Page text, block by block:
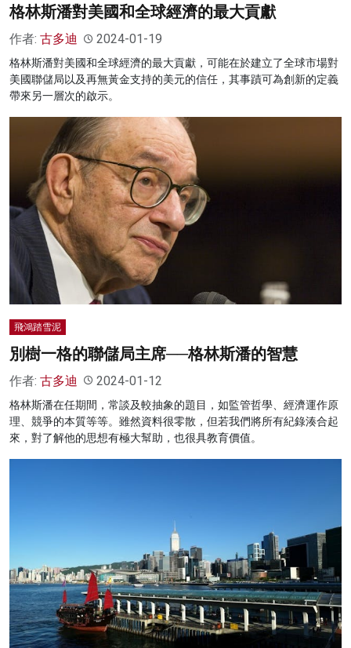
格林斯潘對美國和全球經濟的最大貢獻
作者: 古多迪 2024-01-19
格林斯潘對美國和全球經濟的最大貢獻，可能在於建立了全球市場對
美國聯儲局以及再無黃金支持的美元的信任，其事蹟可為創新的定義
帶來另一層次的啟示。
飛鴻踏雪泥
別樹一格的聯儲局主席──格林斯潘的智慧
作者: 古多迪 2024-01-12
格林斯潘在任期間，常談及較抽象的題目，如監管哲學、經濟運作原
理、競爭的本質等等。雖然資料很零散，但若我們將所有紀錄湊合起
來，對了解他的思想有極大幫助，也很具教育價值。